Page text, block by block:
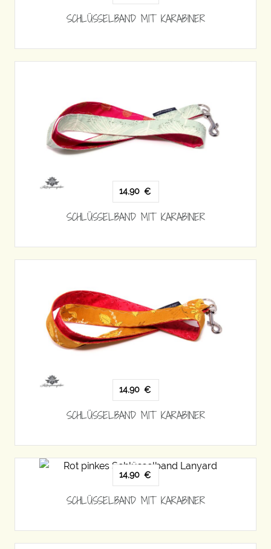
SCHLÜSSELBAND MIT KARABINER
14,90 €
SCHLÜSSELBAND MIT KARABINER
14,90 €
SCHLÜSSELBAND MIT KARABINER
14,90 €
SCHLÜSSELBAND MIT KARABINER